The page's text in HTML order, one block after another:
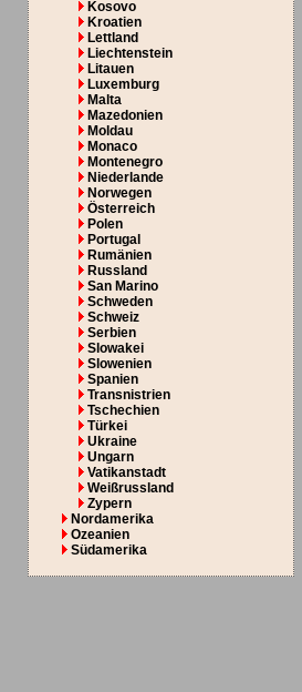
Kosovo
Kroatien
Lettland
Liechtenstein
Litauen
Luxemburg
Malta
Mazedonien
Moldau
Monaco
Montenegro
Niederlande
Norwegen
Österreich
Polen
Portugal
Rumänien
Russland
San Marino
Schweden
Schweiz
Serbien
Slowakei
Slowenien
Spanien
Transnistrien
Tschechien
Türkei
Ukraine
Ungarn
Vatikanstadt
Weißrussland
Zypern
Nordamerika
Ozeanien
Südamerika